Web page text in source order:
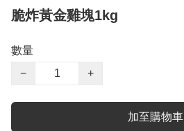
脆炸黃金雞塊1kg
數量
−
+
加至購物車